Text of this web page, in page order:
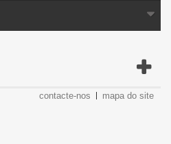
contacte-nos mapa do site